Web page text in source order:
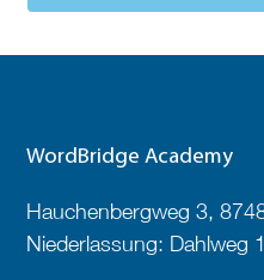
WordBridge Academy
Hauchenbergweg 3,
Niederlassung: Dahlweg